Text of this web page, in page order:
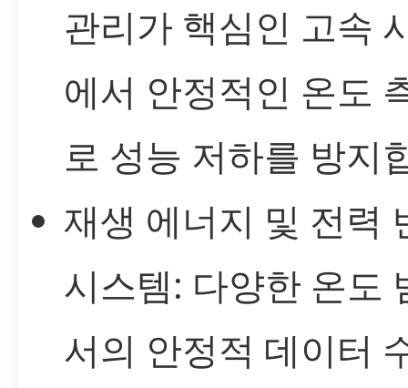
관리가 핵심인 고속
에서 안정적인 온도
로 성능 저하를 방지
재생 에너지 및 전력
시스템: 다양한 온도
서의 안정적 데이터